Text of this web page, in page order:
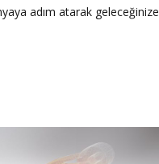
adım atarak geleceğinize